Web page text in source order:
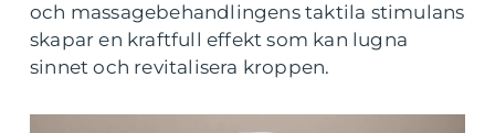
och massagebehandlingens taktila stimulans
skapar en kraftfull effekt som kan lugna
sinnet och revitalisera kroppen.